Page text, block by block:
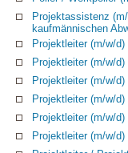
Projektassistenz
kaufmännischen
Projektleiter (m/w/d)
Projektleiter (m/w/d)
Projektleiter (m/w/d)
Projektleiter (m/w/d)
Projektleiter (m/w/d)
Projektleiter (m/w/